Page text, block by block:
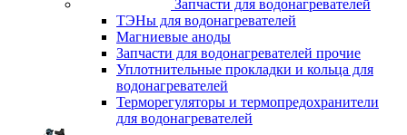
Запчасти для водонагревателей
ТЭНы для водонагревателей
Магниевые аноды
Запчасти для водонагревателей прочие
Уплотнительные прокладки и кольца для
водонагревателей
Терморегуляторы и термопредохранители
для водонагревателей